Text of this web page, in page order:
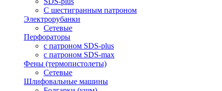
С шестигранным патроном
Электрорубанки
Сетевые
Перфораторы
с патроном SDS-plus
с патроном SDS-max
Фены (термопистолеты)
Сетевые
Шлифовальные машины